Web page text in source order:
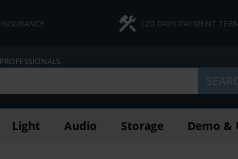
120 DAYS PAYMENT
Light Audio Storage Demo &